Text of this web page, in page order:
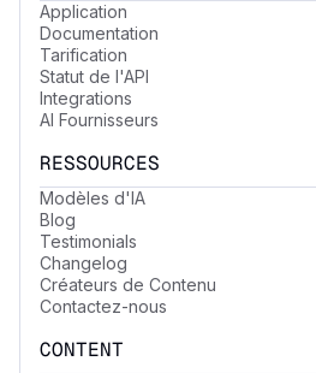
Application
Documentation
Tarification
Statut de l'API
Integrations
AI Fournisseurs
RESSOURCES
Modèles d'IA
Blog
Testimonials
Changelog
Créateurs de Contenu
Contactez-nous
CONTENT